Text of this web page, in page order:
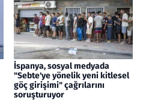
İspanya, sosyal medyada
"Sebte'ye yönelik yeni kitlesel
göç girişimi" çağrılarını
soruşturuyor